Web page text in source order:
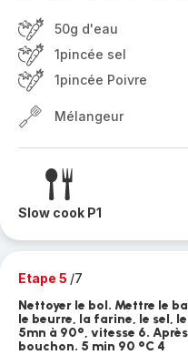
50g d'eau
1pincée sel
1pincée Poivre
Mélangeur
Slow cook P1
Etape 5 /7
Nettoyer le bol. Mettre le
le beurre, la farine, le sel,
5mn à 90°, vitesse 6.
bouchon. 5 min 90 °C 4